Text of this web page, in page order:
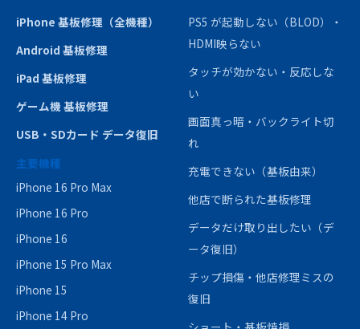
iPhone 基板修理（全機種）
Android 基板修理
iPad 基板修理
ゲーム機 基板修理
USB・SDカード データ復旧
主要機種
iPhone 16 Pro Max
iPhone 16 Pro
iPhone 16
iPhone 15 Pro Max
iPhone 15
iPhone 14 Pro
PS5 が起動しない（BLOD）・
HDMI映らない
タッチが効かない・反応しな
い
画面真っ暗・バックライト切
れ
充電できない（基板由来）
他店で断られた基板修理
データだけ取り出したい（デ
ータ復旧）
チップ損傷・他店修理ミスの
復旧